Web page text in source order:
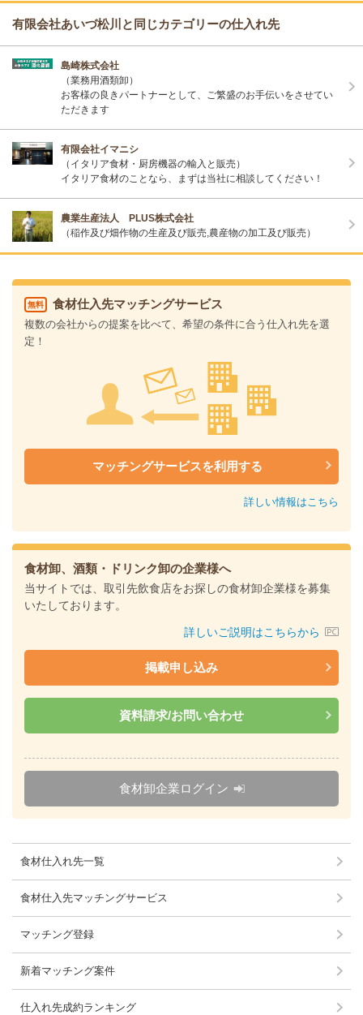
有限会社あいづ松川と同じカテゴリーの仕入れ先
島崎株式会社
（業務用酒類卸）
お客様の良きパートナーとして、ご繁盛のお手伝いをさせてい
ただきます
有限会社イマニシ
（イタリア食材・厨房機器の輸入と販売）
イタリア食材のことなら、まずは当社に相談してください！
農業生産法人 PLUS株式会社
（稲作及び畑作物の生産及び販売,農産物の加工及び販売）
無料 食材仕入先マッチングサービス
複数の会社からの提案を比べて、希望の条件に合う仕入れ先を選
定！
マッチングサービスを利用する
詳しい情報はこちら
食材卸、酒類・ドリンク卸の企業様へ
当サイトでは、取引先飲食店をお探しの食材卸企業様を募集
いたしております。
詳しいご説明はこちらから
掲載申し込み
資料請求/お問い合わせ
食材卸企業ログイン
食材仕入れ先一覧
食材仕入先マッチングサービス
マッチング登録
新着マッチング案件
仕入れ先成約ランキング